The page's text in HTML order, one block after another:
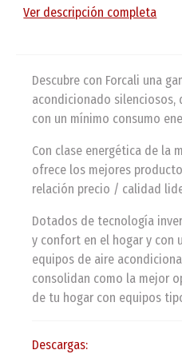
Ver descripción completa
Descubre con Forcali una
acondicionado silenciosos,
con un mínimo consumo
Con clase energética de la
ofrece los mejores
relación precio / calidad
Dotados de tecnología
y confort en el hogar y con
equipos de aire
consolidan como la mejor
de tu hogar con equipos
Descargas: